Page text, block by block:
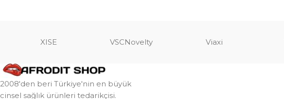
XISE VSCNovelty Viaxi
2008'den beri Türkiye'nin en büyük
cinsel sağlık ürünleri tedarikçisi.